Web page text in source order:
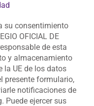
su consentimiento
OFICIAL DE
de esta
y almacenamiento
la UE de los datos
presente formulario,
notificaciones de
Puede ejercer sus